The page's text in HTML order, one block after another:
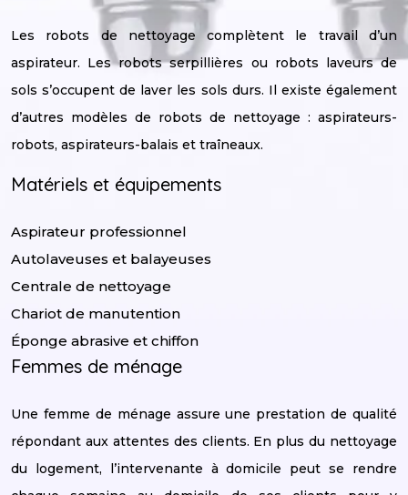
Les robots de nettoyage complètent le travail d’un
aspirateur. Les robots serpillières ou robots laveurs de
sols s’occupent de laver les sols durs. Il existe également
d’autres modèles de robots de nettoyage : aspirateurs-
robots, aspirateurs-balais et traîneaux.
Matériels et équipements
Aspirateur professionnel
Autolaveuses et balayeuses
Centrale de nettoyage
Chariot de manutention
Éponge abrasive et chiffon
Femmes de ménage
Une femme de ménage assure une prestation de qualité
répondant aux attentes des clients. En plus du nettoyage
du logement, l’intervenante à domicile peut se rendre